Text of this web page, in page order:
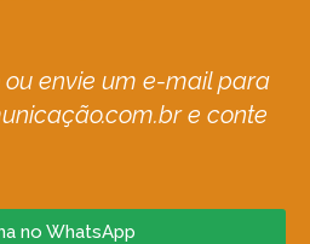
ou envie um e-mail para
e conte
no WhatsApp